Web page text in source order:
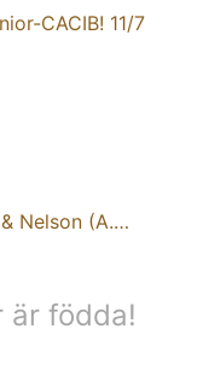
CACIB! 11/7
Nelson (A.…
är födda!